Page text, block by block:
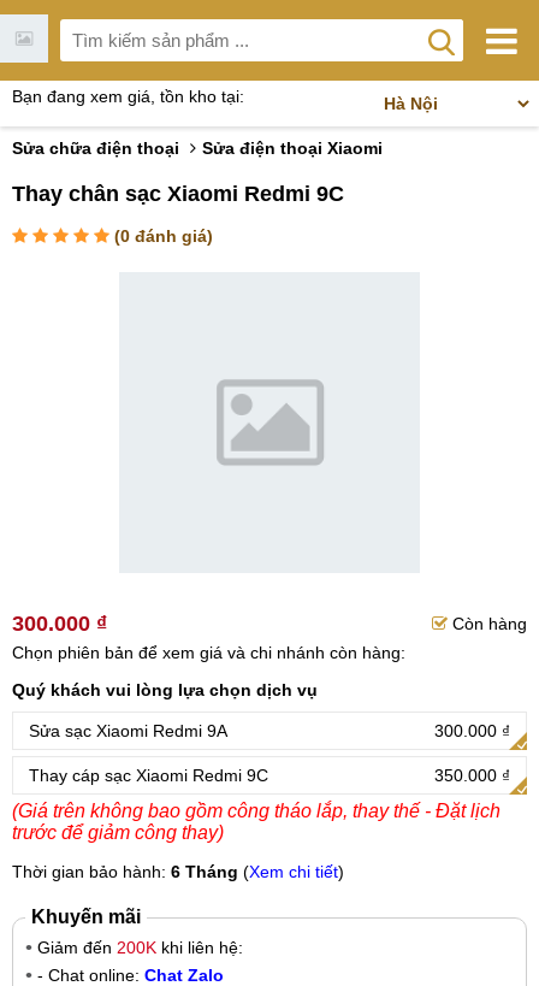
Bạn đang xem giá, tồn kho tại:
Sửa chữa điện thoại Sửa điện thoại Xiaomi
Thay chân sạc Xiaomi Redmi 9C
(0 đánh giá)
300.000 ₫
Còn hàng
Chọn phiên bản để xem giá và chi nhánh còn hàng:
Quý khách vui lòng lựa chọn dịch vụ
Sửa sạc Xiaomi Redmi 9A 300.000 ₫
Thay cáp sạc Xiaomi Redmi 9C 350.000 ₫
(Giá trên không bao gồm công tháo lắp, thay thế - Đặt lịch
trước để giảm công thay)
Thời gian bảo hành: 6 Tháng (Xem chi tiết)
Khuyến mãi
Giảm đến 200K khi liên hệ:
- Chat online: Chat Zalo